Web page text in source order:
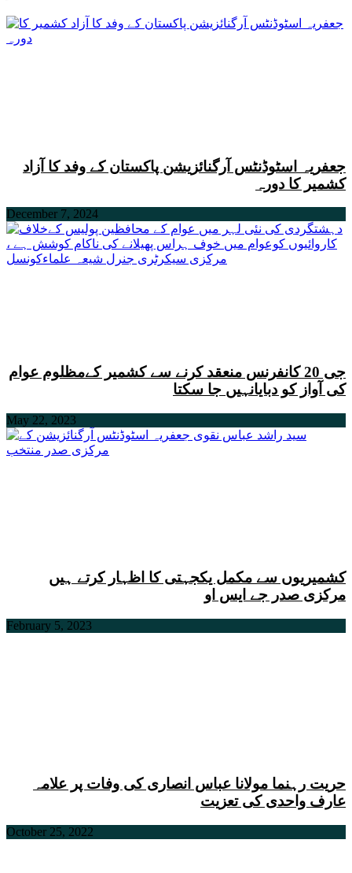
جعفریہ اسٹوڈنٹس آرگنائزیشن پاکستان کے وفد کا آزاد
کشمیر کا دورہ
December 7, 2024
جی 20 کانفرنس منعقد کرنے سے کشمیر کےمظلوم عوام
کی آواز کو دبایانہیں جا سکتا
May 22, 2023
کشمیریوں سے مکمل یکجہتی کا اظہار کرتے ہیں
مرکزی صدر جے ایس او
February 5, 2023
حریت رہنما مولانا عباس انصاری کی وفات پر علامہ
عارف واحدی کی تعزیت
October 25, 2022